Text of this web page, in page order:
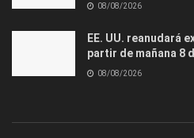
08/08/2026
EE. UU. reanudará
partir de mañana 8
08/08/2026